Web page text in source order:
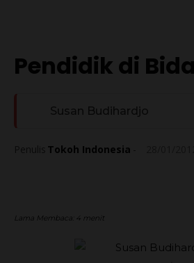
Pendidik di
Susan Budihardjo
Tokoh Indonesia
Lama Membaca: 4 menit